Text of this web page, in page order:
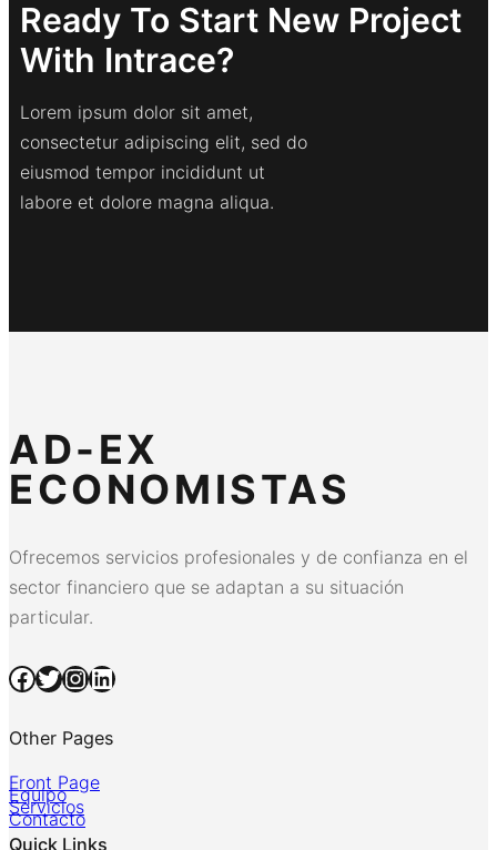
Ready To Start New Project
With Intrace?
Lorem ipsum dolor sit amet,
consectetur adipiscing elit, sed do
eiusmod tempor incididunt ut
labore et dolore magna aliqua.
AD-EX
ECONOMISTAS
Ofrecemos servicios profesionales y de confianza en el
sector financiero que se adaptan a su situación
particular.
Facebook Twitter InstagramLinkedIn
Other Pages
Front Page
Equipo
Servicios
Contacto
Quick Links